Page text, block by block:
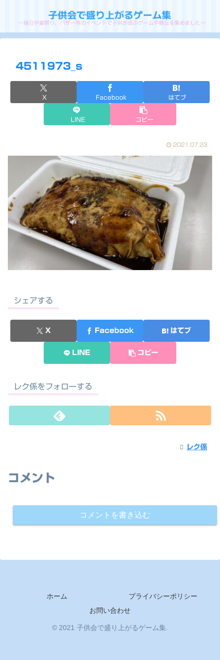
4511973_s
X Facebook はてブ
LINE コピー
2021.07.23
シェアする
X Facebook はてブ
LINE コピー
レク係をフォローする
レク係
コメント
コメントを書き込む
ホーム
プライバシーポリシー
お問い合わせ
© 2021 子供会で盛り上がるゲーム集.